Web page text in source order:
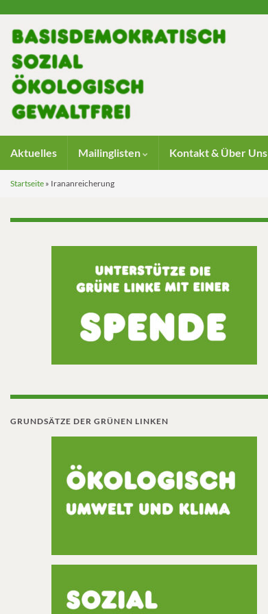
Aktuelles Mailinglisten Kontakt & Über Uns
Startseite » Irananreicherung
GRUNDSÄTZE DER GRÜNEN LINKEN